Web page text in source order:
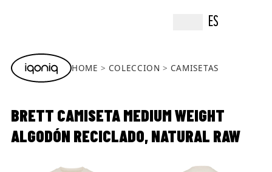
ES
HOME COLECCION CAMISETAS
BRETT CAMISETA MEDIUM WEIGHT
ALGODÓN RECICLADO, NATURAL RAW